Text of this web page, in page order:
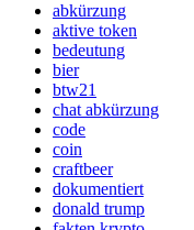
abkürzung
aktive token
bedeutung
bier
btw21
chat abkürzung
code
coin
craftbeer
dokumentiert
donald trump